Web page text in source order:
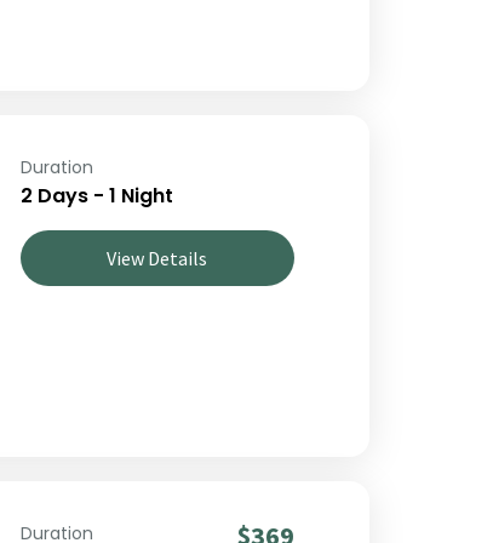
Duration
2 Days - 1 Night
View Details
Duration $369